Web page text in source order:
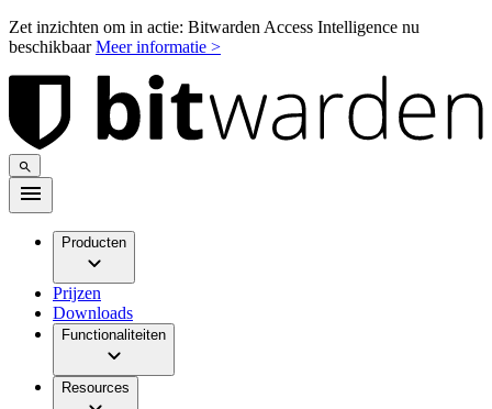
Zet inzichten om in actie: Bitwarden Access Intelligence nu
beschikbaarMeer informatie >
Producten
Prijzen
Downloads
Functionaliteiten
Resources